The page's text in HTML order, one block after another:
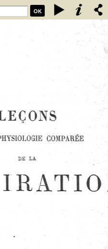
OK
de la respiration : professées au
(1833-1886 ; médecin)